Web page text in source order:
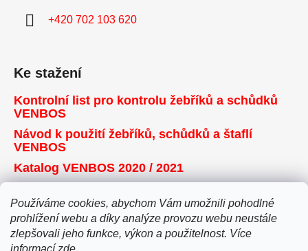
Používáme cookies, abychom Vám umožnili pohodlné
prohlížení webu a díky analýze provozu webu neustále
zlepšovali jeho funkce, výkon a použitelnost. Více
informací zde
+420 702 103 620
Ke stažení
Kontrolní list pro kontrolu žebříků a schůdků
VENBOS
Návod k použití žebříků, schůdků a štaflí
VENBOS
Katalog VENBOS 2020 / 2021
Přijímáme online platby